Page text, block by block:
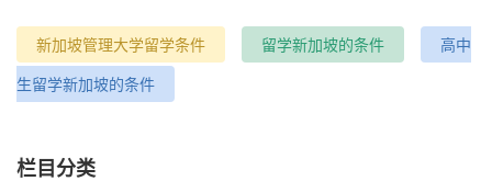
新加坡管理大学留学条件 留学新加坡的条件 高中
生留学新加坡的条件
栏目分类